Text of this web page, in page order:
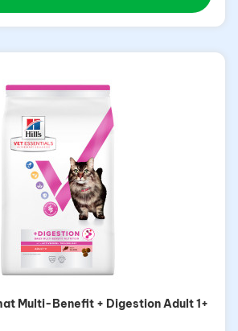
Multi-Benefit + Digestion Adult 1+